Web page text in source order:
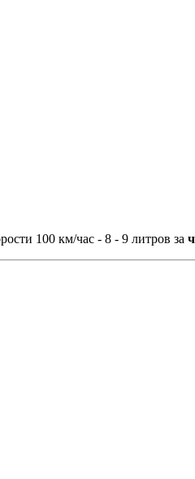
100 км/час - 8 - 9 литров за